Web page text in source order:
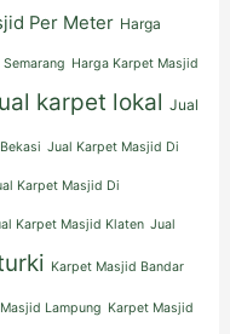
Per Meter Harga
Harga Karpet Masjid
karpet lokal Jual
Jual Karpet Masjid Di
Karpet Masjid Di
Karpet Masjid Klaten Jual
Karpet Masjid Bandar
Lampung Karpet Masjid